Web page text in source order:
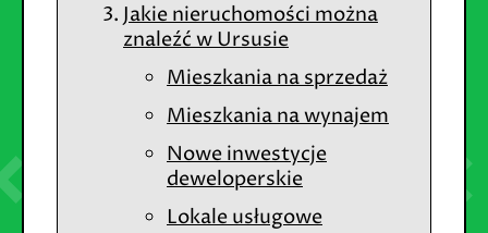
Jakie nieruchomości można
znaleźć w Ursusie
Mieszkania na sprzedaż
Mieszkania na wynajem
Nowe inwestycje
deweloperskie
Lokale usługowe